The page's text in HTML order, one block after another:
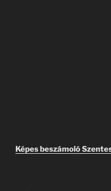
Képes beszámoló